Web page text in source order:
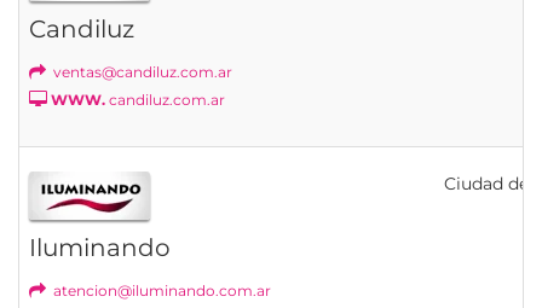
Candiluz
ventas@candiluz.com.ar
WWW. candiluz.com.ar
Iluminando
atencion@iluminando.com.ar
Ciudad de